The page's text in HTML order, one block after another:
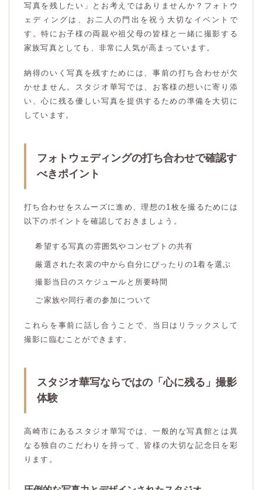
写真を残したい」とお考えではありませんか？フォトウ
ェディングは、お二人の門出を祝う大切なイベントで
す。特にお子様の両親や祖父母の皆様と一緒に撮影する
家族写真としても、非常に人気が高まっています。
納得のいく写真を残すためには、事前の打ち合わせが欠
かせません。スタジオ華写では、お客様の想いに寄り添
い、心に残る優しい写真を提供するための準備を大切に
しています。
フォトウェディングの打ち合わせで確認す
べきポイント
打ち合わせをスムーズに進め、理想の1枚を撮るためには
以下のポイントを確認しておきましょう。
希望する写真の雰囲気やコンセプトの共有
厳選された衣裳の中から自分にぴったりの1着を選ぶ
撮影当日のスケジュールと所要時間
ご家族や同行者の参加について
これらを事前に話し合うことで、当日はリラックスして
撮影に臨むことができます。
スタジオ華写ならではの「心に残る」撮影
体験
高崎市にあるスタジオ華写では、一般的な写真館とは異
なる独自のこだわりを持って、皆様の大切な記念日を彩
ります。